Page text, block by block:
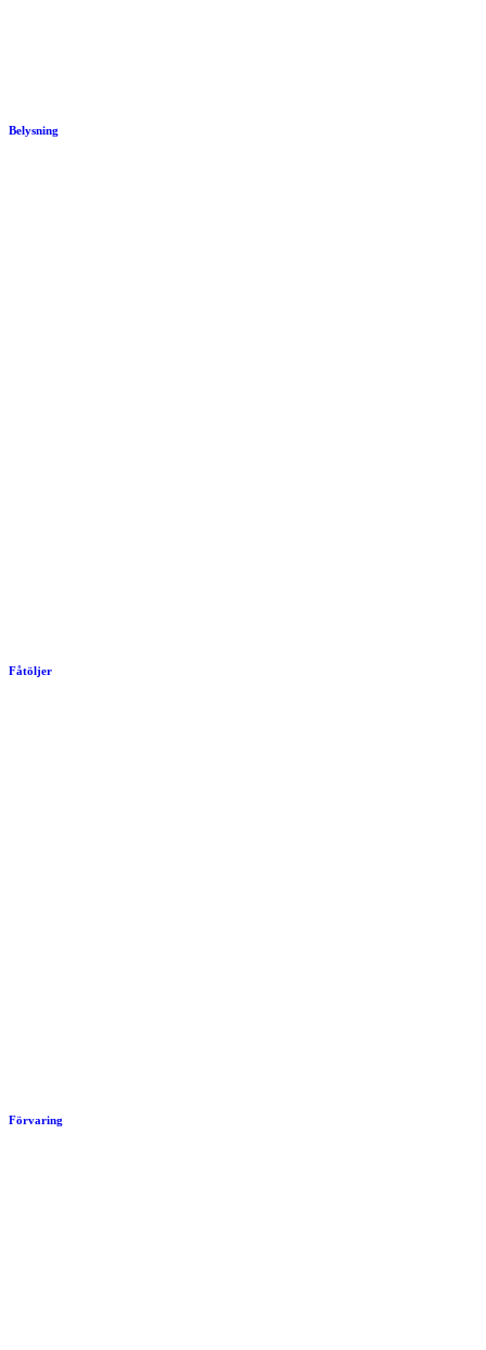
Belysning
Fåtöljer
Förvaring